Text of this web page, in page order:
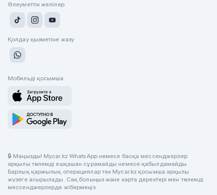
Әлеуметтік желілер
Қолдау қызметіне жазу
Мобильді қосымша
🔒 Маңызды! Mycar.kz WhatsApp немесе басқа мессенджерлер
арқылы төлемді ешқашан сұрамайды немесе қабылдамайды.
Барлық қаржылық операциялар тек Mycar.kz қосымша арқылы
жүзеге асырылады. Сақ болыңыз және карта деректері мен төлемді
мессенджерлерде жібермеңіз.